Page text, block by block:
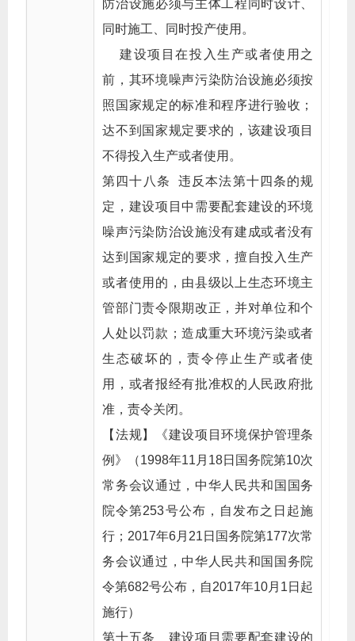
防治设施必须与主体工程同时设计、
同时施工、同时投产使用。
建设项目在投入生产或者使用之
前，其环境噪声污染防治设施必须按
照国家规定的标准和程序进行验收；
达不到国家规定要求的，该建设项目
不得投入生产或者使用。
第四十八条 违反本法第十四条的规
定，建设项目中需要配套建设的环境
噪声污染防治设施没有建成或者没有
达到国家规定的要求，擅自投入生产
或者使用的，由县级以上生态环境主
管部门责令限期改正，并对单位和个
人处以罚款；造成重大环境污染或者
生态破坏的，责令停止生产或者使
用，或者报经有批准权的人民政府批
准，责令关闭。
【法规】《建设项目环境保护管理条
例》（1998年11月18日国务院第10次
常务会议通过，中华人民共和国国务
院令第253号公布，自发布之日起施
行；2017年6月21日国务院第177次常
务会议通过，中华人民共和国国务院
令第682号公布，自2017年10月1日起
施行）
第十五条 建设项目需要配套建设的